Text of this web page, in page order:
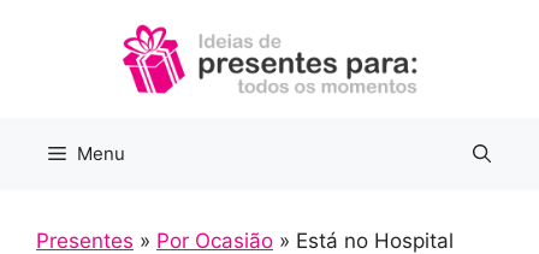
Menu
Presentes » Por Ocasião » Está no Hospital